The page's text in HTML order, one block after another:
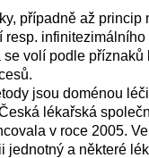
případně až princip
resp. infinitezimálního
se volí podle příznaků
jsou doménou
lékařská
v roce 2005.
jednotný a některé